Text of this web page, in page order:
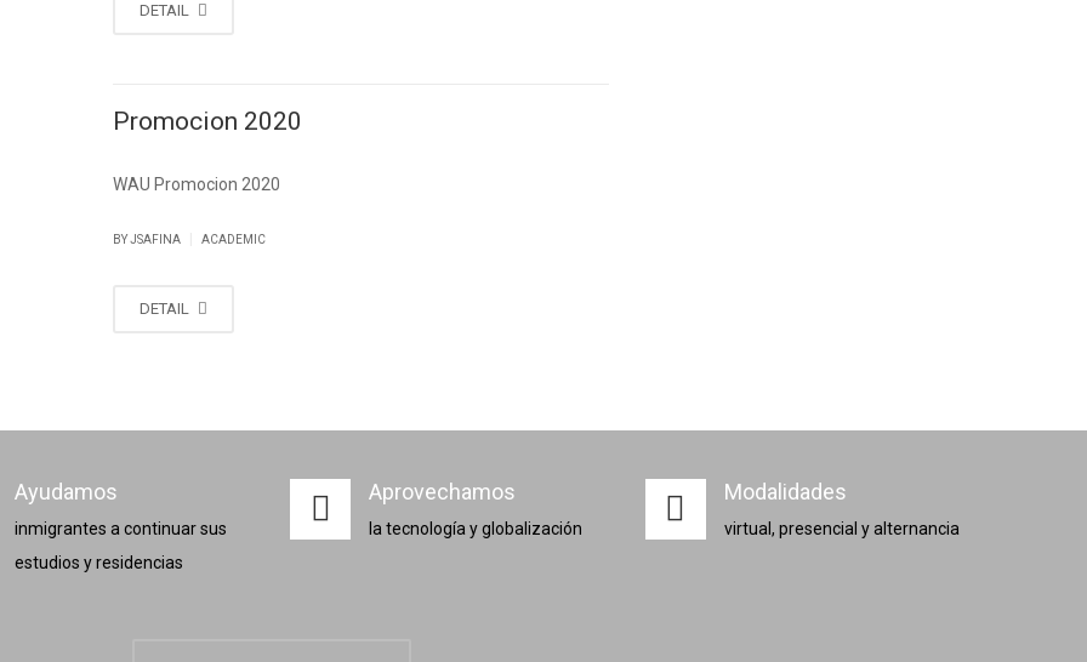
DETAIL
Promocion 2020
WAU Promocion 2020
BYJSAFINA ACADEMIC
DETAIL
Ayudamos
inmigrantes a continuar sus
estudios y residencias
Aprovechamos
la tecnología y globalización
Modalidades
virtual, presencial y alternancia